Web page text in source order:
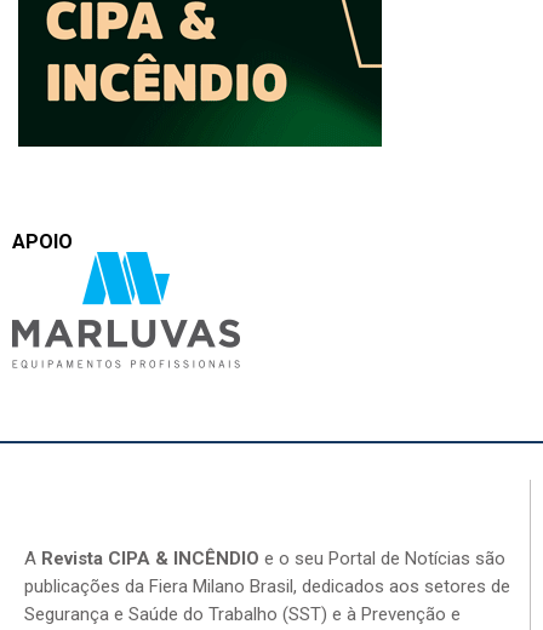
APOIO
A Revista CIPA & INCÊNDIO e o seu Portal de Notícias são
publicações da Fiera Milano Brasil, dedicados aos setores de
Segurança e Saúde do Trabalho (SST) e à Prevenção e